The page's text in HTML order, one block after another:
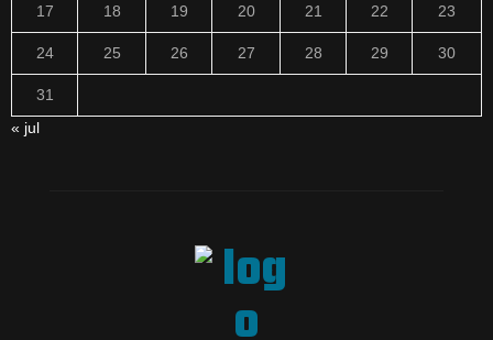
17 18 19 20 21 22 23
24 25 26 27 28 29 30
31
« jul